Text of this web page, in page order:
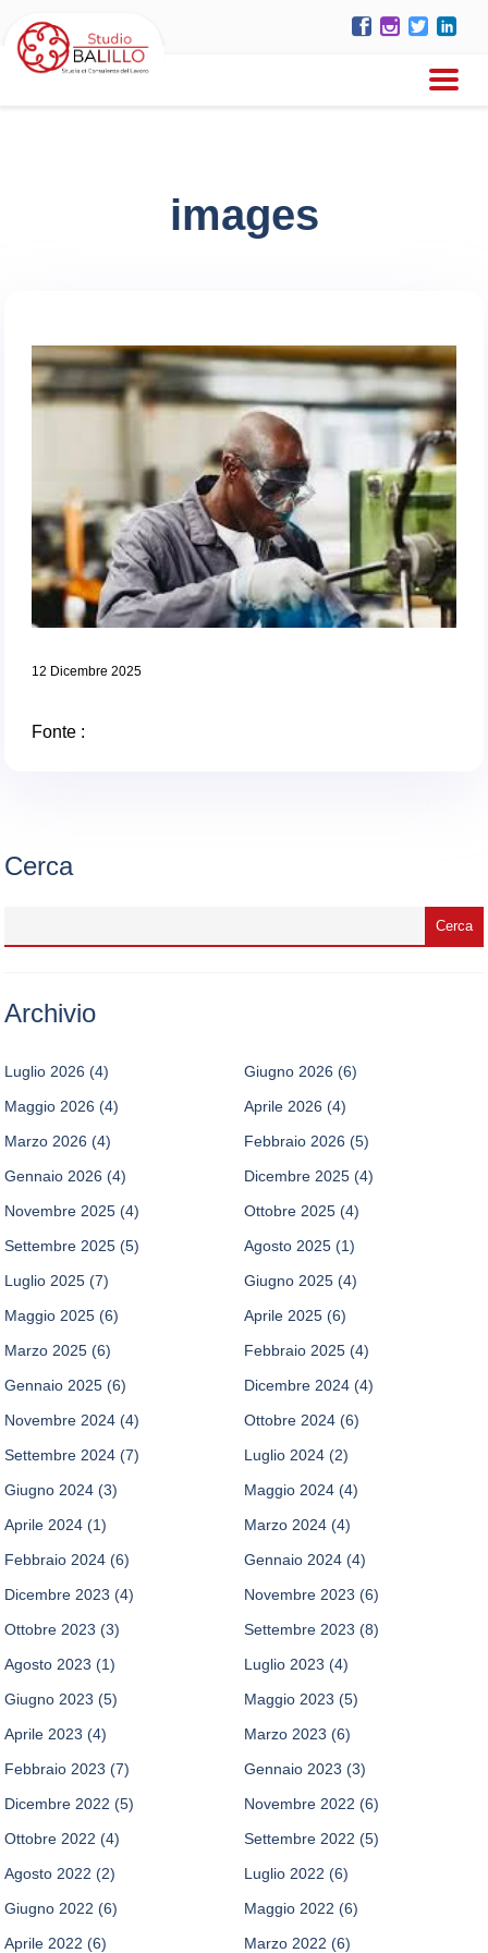
images
12 Dicembre 2025
Fonte :
Cerca
Archivio
Luglio 2026 (4) Giugno 2026 (6)
Maggio 2026 (4) Aprile 2026 (4)
Marzo 2026 (4) Febbraio 2026 (5)
Gennaio 2026 (4) Dicembre 2025 (4)
Novembre 2025 (4) Ottobre 2025 (4)
Settembre 2025 (5) Agosto 2025 (1)
Luglio 2025 (7) Giugno 2025 (4)
Maggio 2025 (6) Aprile 2025 (6)
Marzo 2025 (6) Febbraio 2025 (4)
Gennaio 2025 (6) Dicembre 2024 (4)
Novembre 2024 (4) Ottobre 2024 (6)
Settembre 2024 (7) Luglio 2024 (2)
Giugno 2024 (3) Maggio 2024 (4)
Aprile 2024 (1) Marzo 2024 (4)
Febbraio 2024 (6) Gennaio 2024 (4)
Dicembre 2023 (4) Novembre 2023 (6)
Ottobre 2023 (3) Settembre 2023 (8)
Agosto 2023 (1) Luglio 2023 (4)
Giugno 2023 (5) Maggio 2023 (5)
Aprile 2023 (4) Marzo 2023 (6)
Febbraio 2023 (7) Gennaio 2023 (3)
Dicembre 2022 (5) Novembre 2022 (6)
Ottobre 2022 (4) Settembre 2022 (5)
Agosto 2022 (2) Luglio 2022 (6)
Giugno 2022 (6) Maggio 2022 (6)
Aprile 2022 (6) Marzo 2022 (6)